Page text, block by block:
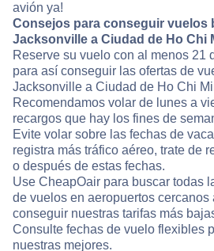
avión ya!
Consejos para conseguir vuelos
Jacksonville a Ciudad de Ho Chi
Reserve su vuelo con al menos 21
para así conseguir las ofertas de
Jacksonville a Ciudad de Ho Chi
Recomendamos volar de lunes a
recargos que hay los fines de
Evite volar sobre las fechas de
registra más tráfico aéreo, trate de
o después de estas fechas.
Use CheapOair para buscar todas
de vuelos en aeropuertos cercanos
conseguir nuestras tarifas más
Consulte fechas de vuelo flexibles
nuestras mejores.